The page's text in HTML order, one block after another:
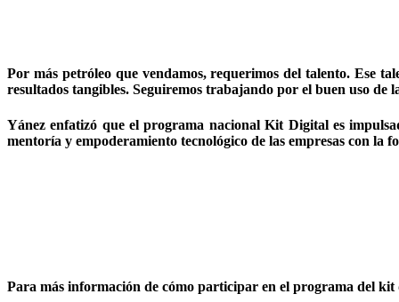
Por más petróleo que vendamos, requerimos del talento. Ese
resultados tangibles. Seguiremos trabajando por el buen uso de
Yánez enfatizó que el programa nacional Kit Digital es
mentoría y empoderamiento tecnológico de las empresas con
Para más información de cómo participar en el programa del kit